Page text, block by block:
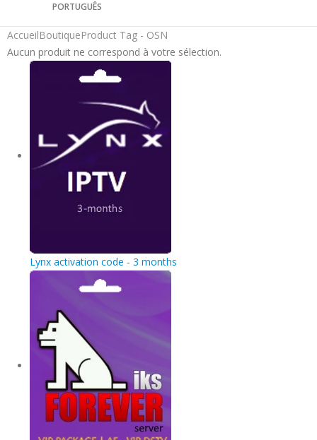
PORTUGUÊS
AccueilBoutiqueProduct Tag - OSN
Aucun produit ne correspond à votre sélection.
Lynx activation code - 3 months